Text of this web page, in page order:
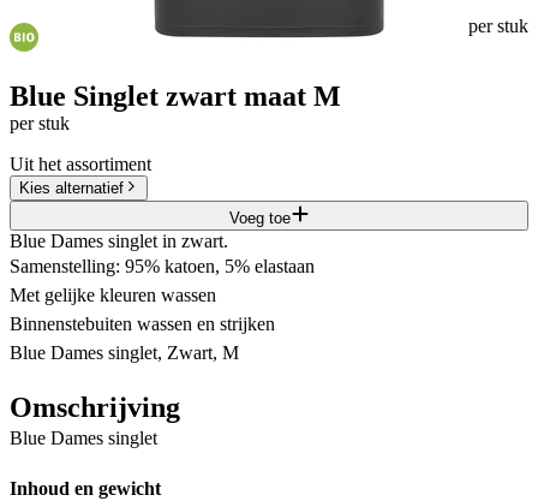
per stuk
Blue Singlet zwart maat M
per stuk
Uit het assortiment
Kies alternatief
Voeg toe
Blue Dames singlet in zwart.
Samenstelling: 95% katoen, 5% elastaan
Met gelijke kleuren wassen
Binnenstebuiten wassen en strijken
Blue Dames singlet, Zwart, M
Omschrijving
Blue Dames singlet
Inhoud en gewicht